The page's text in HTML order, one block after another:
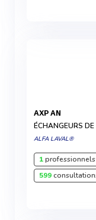
AXP AN
ÉCHANGEURS
ALFA LAVAL®
1
599